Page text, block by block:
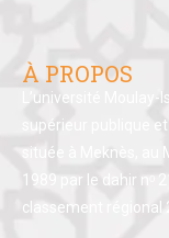
À PROPOS
L’université
supérieur publique
située à Meknès, au
1989 par le dahir nᵒ
classement régional